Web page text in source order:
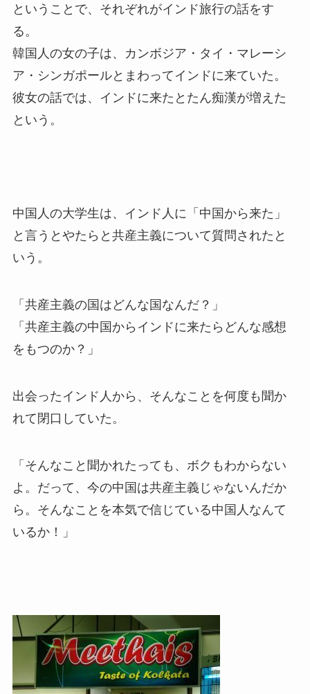
ということで、それぞれがインド旅行の話をす
る。
韓国人の女の子は、カンボジア・タイ・マレーシ
ア・シンガポールとまわってインドに来ていた。
彼女の話では、インドに来たとたん痴漢が増えた
という。
中国人の大学生は、インド人に「中国から来た」
と言うとやたらと共産主義について質問されたと
いう。
「共産主義の国はどんな国なんだ？」
「共産主義の中国からインドに来たらどんな感想
をもつのか？」
出会ったインド人から、そんなことを何度も聞か
れて閉口していた。
「そんなこと聞かれたっても、ボクもわからない
よ。だって、今の中国は共産主義じゃないんだか
ら。そんなことを本気で信じている中国人なんて
いるか！」